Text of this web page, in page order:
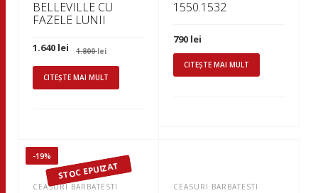
BELLEVILLE CU
FAZELE LUNII
1.800leiPrețul
inițial
a
fost:
1.800 lei.
1.640 lei Prețul
curent
este:
1.640 lei.
CITEȘTE MAI MULT
1550.1532
790 lei
CITEȘTE MAI MULT
-19%
STOC EPUIZAT
CEASURI BARBATESTI CEASURI BARBATESTI